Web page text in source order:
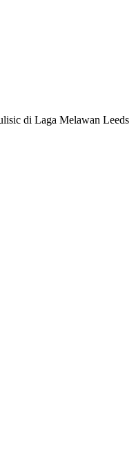
di Laga Melawan Leeds